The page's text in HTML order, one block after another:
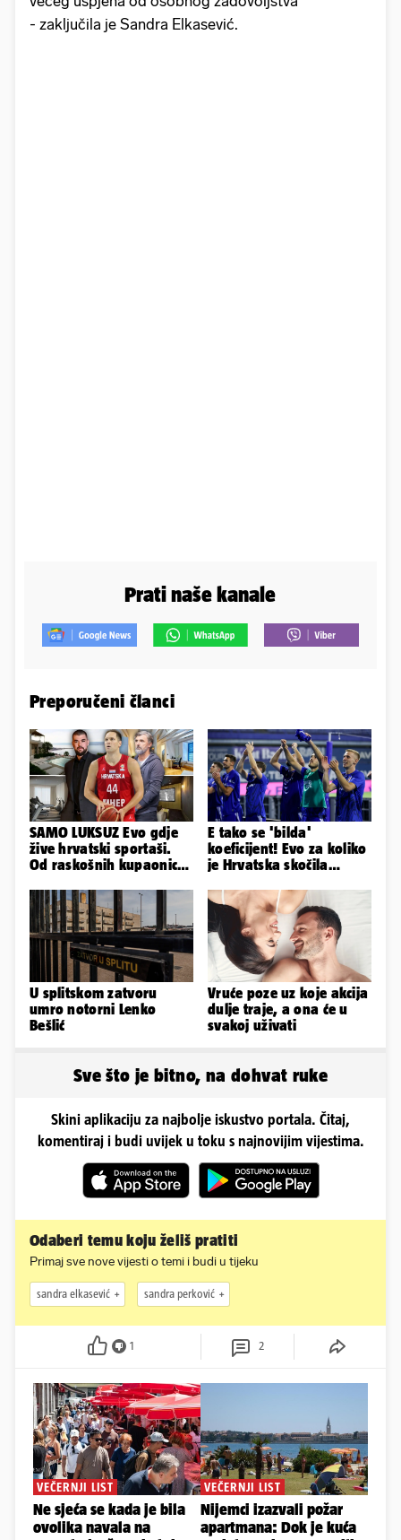
- zaključila je Sandra Elkasević.
Prati naše kanale
Preporučeni članci
SAMO LUKSUZ Evo gdje
žive hrvatski sportaši.
Od raskošnih kupaonica
E tako se 'bilda'
koeficijent! Evo za koliko
je Hrvatska skočila
klubova
U splitskom zatvoru
umro notorni Lenko
Bešlić
Vruće poze uz koje akcija
dulje traje, a ona će u
svakoj uživati
Sve što je bitno, na dohvat ruke
Skini aplikaciju za najbolje iskustvo portala. Čitaj,
komentiraj i budi uvijek u toku s najnovijim vijestima.
Odaberi temu koju želiš pratiti
Primaj sve nove vijesti o temi i budi u tijeku
sandra elkasević sandra perković
1 2